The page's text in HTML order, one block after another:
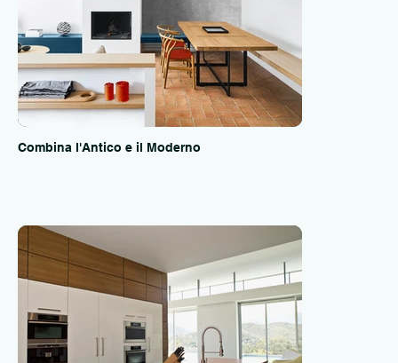
Combina l'Antico e il Moderno